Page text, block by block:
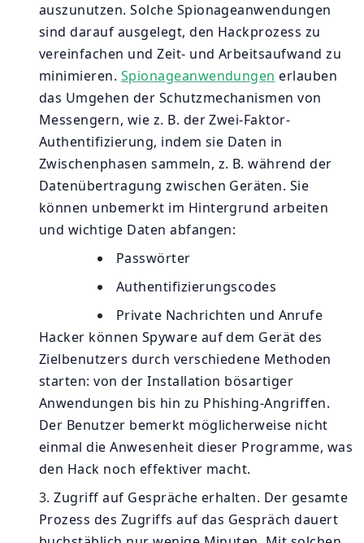
auszunutzen. Solche Spionageanwendungen
sind darauf ausgelegt, den Hackprozess zu
vereinfachen und Zeit- und Arbeitsaufwand zu
minimieren. Spionageanwendungen erlauben
das Umgehen der Schutzmechanismen von
Messengern, wie z. B. der Zwei-Faktor-
Authentifizierung, indem sie Daten in
Zwischenphasen sammeln, z. B. während der
Datenübertragung zwischen Geräten. Sie
können unbemerkt im Hintergrund arbeiten
und wichtige Daten abfangen:
Passwörter
Authentifizierungscodes
Private Nachrichten und Anrufe
Hacker können Spyware auf dem Gerät des
Zielbenutzers durch verschiedene Methoden
starten: von der Installation bösartiger
Anwendungen bis hin zu Phishing-Angriffen.
Der Benutzer bemerkt möglicherweise nicht
einmal die Anwesenheit dieser Programme, was
den Hack noch effektiver macht.
Zugriff auf Gespräche erhalten. Der gesamte
Prozess des Zugriffs auf das Gespräch dauert